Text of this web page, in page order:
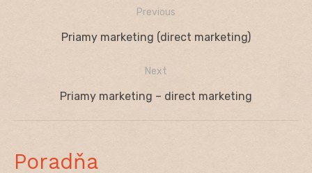
Navigácia
Previous
Previous
Priamy marketing (direct marketing)
Next
Next
Priamy marketing – direct marketing
Poradňa